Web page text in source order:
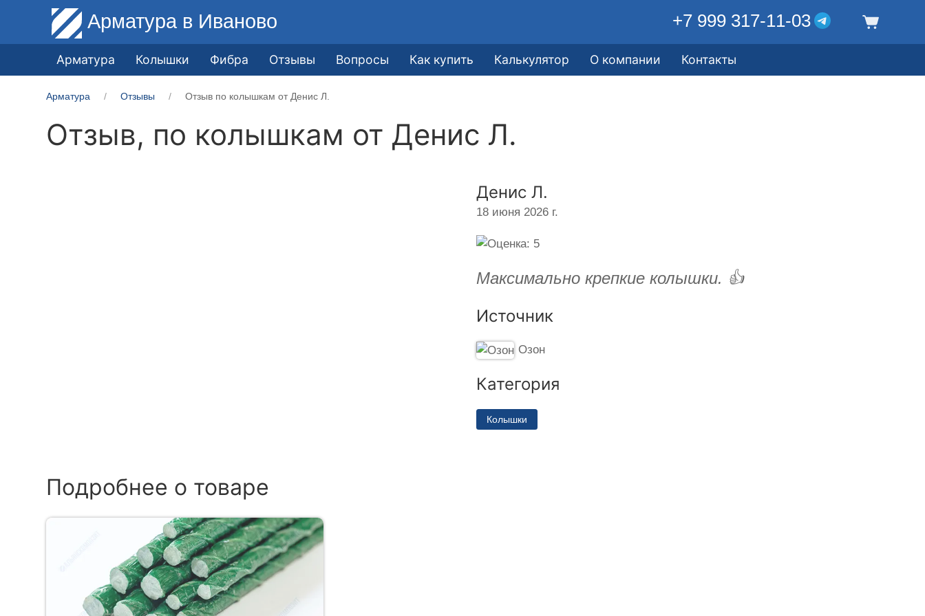
Арматура в Иваново +7 999 317-11-03
Арматура Колышки Фибра Отзывы Вопросы Как купить Калькулятор О компании Контакты
Арматура Отзывы Отзыв по колышкам от Денис Л.
Отзыв, по колышкам от Денис Л.
Денис Л.
18 июня 2026 г.
Максимально крепкие колышки. 👍
Источник
Озон
Категория
Колышки
Подробнее о товаре